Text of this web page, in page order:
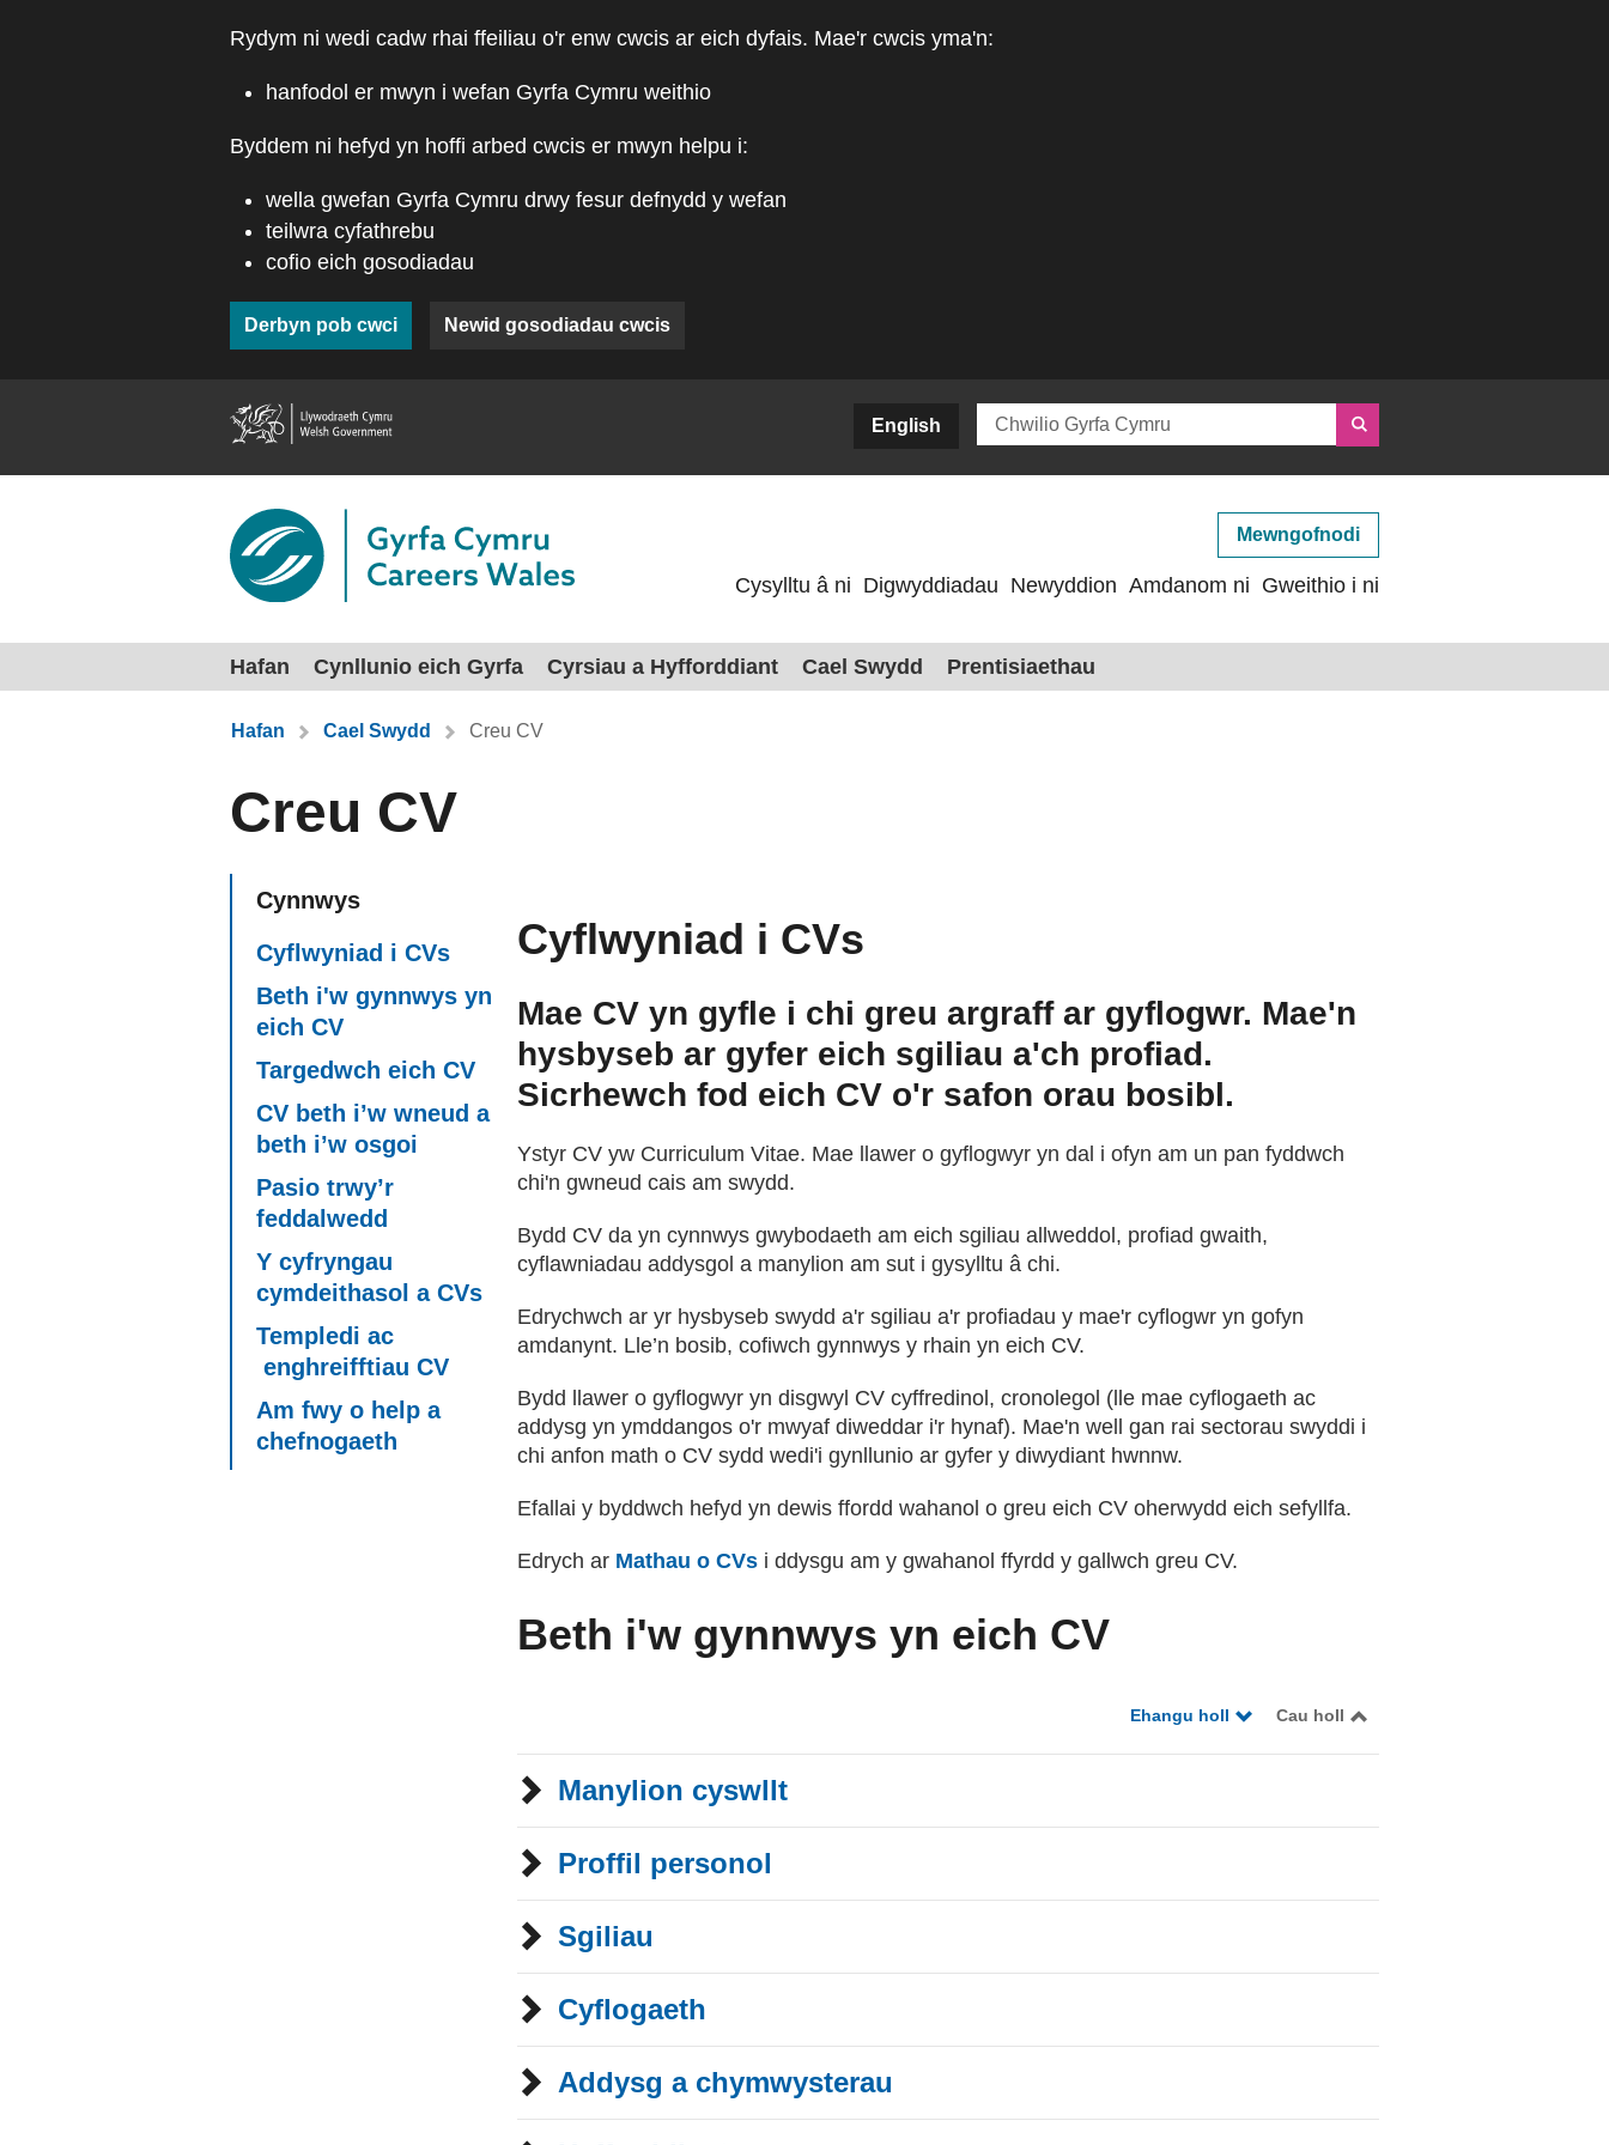
Rydym ni wedi cadw rhai ffeiliau o'r enw cwcis ar eich dyfais. Mae'r cwcis yma'n:
hanfodol er mwyn i wefan Gyrfa Cymru weithio
Byddem ni hefyd yn hoffi arbed cwcis er mwyn helpu i:
wella gwefan Gyrfa Cymru drwy fesur defnydd y wefan
teilwra cyfathrebu
cofio eich gosodiadau
Derbyn pob cwci Newid gosodiadau cwcis
English
Mewngofnodi
Cysylltu â ni Digwyddiadau Newyddion Amdanom ni Gweithio i ni
Hafan Cynllunio eich Gyrfa Cyrsiau a Hyfforddiant Cael Swydd Prentisiaethau
Rydych chi yma:
Hafan Cael Swydd Creu CV
Creu CV
Cynnwys
Cyflwyniad i CVs
Beth i'w gynnwys yn
eich CV
Targedwch eich CV
CV beth i’w wneud a
beth i’w osgoi
Pasio trwy’r
feddalwedd
Y cyfryngau
cymdeithasol a CVs
Templedi ac
enghreifftiau CV
Am fwy o help a
chefnogaeth
Cyflwyniad i CVs
Mae CV yn gyfle i chi greu argraff ar gyflogwr. Mae'n
hysbyseb ar gyfer eich sgiliau a'ch profiad.
Sicrhewch fod eich CV o'r safon orau bosibl.
Ystyr CV yw Curriculum Vitae. Mae llawer o gyflogwyr yn dal i ofyn am un pan fyddwch
chi'n gwneud cais am swydd.
Bydd CV da yn cynnwys gwybodaeth am eich sgiliau allweddol, profiad gwaith,
cyflawniadau addysgol a manylion am sut i gysylltu â chi.
Edrychwch ar yr hysbyseb swydd a'r sgiliau a'r profiadau y mae'r cyflogwr yn gofyn
amdanynt. Lle’n bosib, cofiwch gynnwys y rhain yn eich CV.
Bydd llawer o gyflogwyr yn disgwyl CV cyffredinol, cronolegol (lle mae cyflogaeth ac
addysg yn ymddangos o'r mwyaf diweddar i'r hynaf). Mae'n well gan rai sectorau swyddi i
chi anfon math o CV sydd wedi'i gynllunio ar gyfer y diwydiant hwnnw.
Efallai y byddwch hefyd yn dewis ffordd wahanol o greu eich CV oherwydd eich sefyllfa.
Edrych ar Mathau o CVs i ddysgu am y gwahanol ffyrdd y gallwch greu CV.
Beth i'w gynnwys yn eich CV
Ehangu holl Cau holl
Manylion cyswllt
Proffil personol
Sgiliau
Cyflogaeth
Addysg a chymwysterau